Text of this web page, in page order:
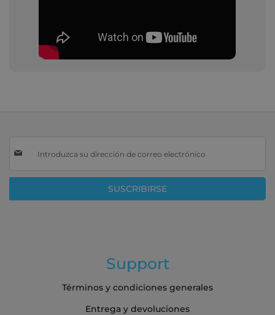
boletín
noticias:
SUSCRIBIRSE
Support
Términos y condiciones generales
Entrega y devoluciones